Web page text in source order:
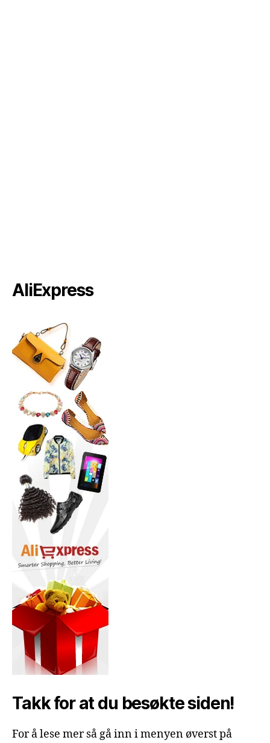
AliExpress
Takk for at du besøkte siden!
For å lese mer så gå inn i menyen øverst på